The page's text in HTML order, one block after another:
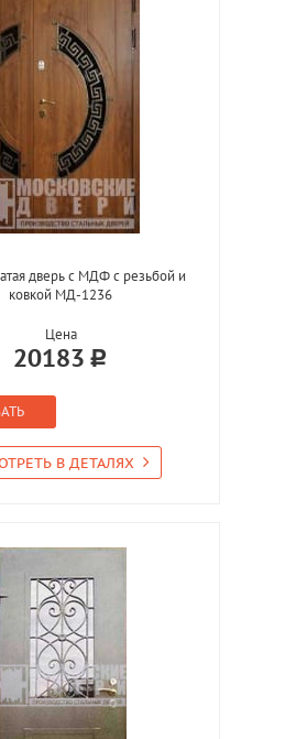
дверь с МДФ с резьбой и
ковкой МД-1236
Цена
20183
В ДЕТАЛЯХ